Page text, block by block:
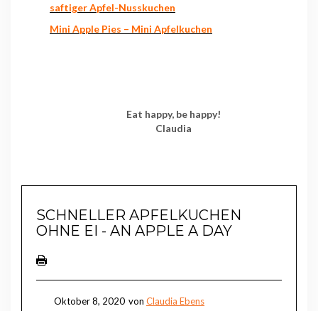
saftiger Apfel-Nusskuchen
Mini Apple Pies – Mini Apfelkuchen
Eat happy, be happy!
Claudia
SCHNELLER APFELKUCHEN
OHNE EI - AN APPLE A DAY
Oktober 8, 2020 von Claudia Ebens